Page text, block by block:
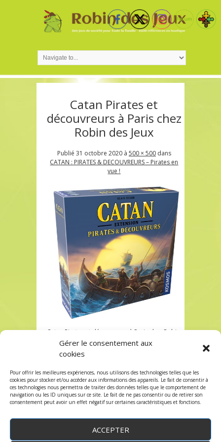
Gérer le consentement aux
cookies
Pour offrir les meilleures expériences, nous utilisons des technologies telles que les
cookies pour stocker et/ou accéder aux informations des appareils. Le fait de consentir à
ces technologies nous permettra de traiter des données telles que le comportement de
navigation ou les ID uniques sur ce site. Le fait de ne pas consentir ou de retirer son
consentement peut avoir un effet négatif sur certaines caractéristiques et fonctions.
ACCEPTER
Catan Pirates et
découvreurs à Paris chez
Robin des Jeux
Publié 31 octobre 2020à 500 × 500dans
CATAN : PIRATES & DECOUVREURS – Pirates en
vue !
Catan Pirates et découvreurs à Paris chez Robin
des Jeux
Catan Pirates et découvreurs à Paris chez Robin
Les commentaires et les trackbacks sont
fermés.